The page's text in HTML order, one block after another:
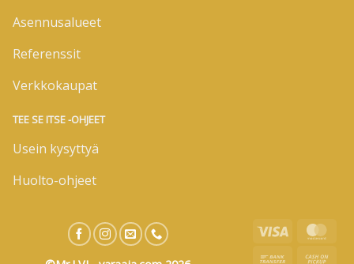
Asennusalueet
Referenssit
Verkkokaupat
TEE SE ITSE -OHJEET
Usein kysyttyä
Huolto-ohjeet
Visa
Bank